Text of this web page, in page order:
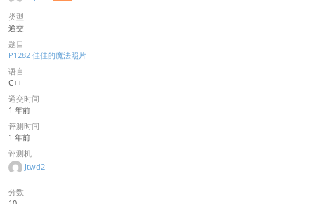
类型
递交
题目
P1282 佳佳的魔法照片
语言
C++
递交时间
1 年前
评测时间
1 年前
评测机
Jtwd2
分数